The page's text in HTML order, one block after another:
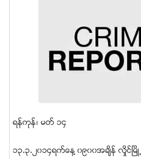
ရန္ကုန္၊ မတ္ ၁၄
၁၃.၃.၂၀၁၄ရက္ေန႔ ၀၉၀၀အခ်ိန္ လိႈင္ၿမိဳ